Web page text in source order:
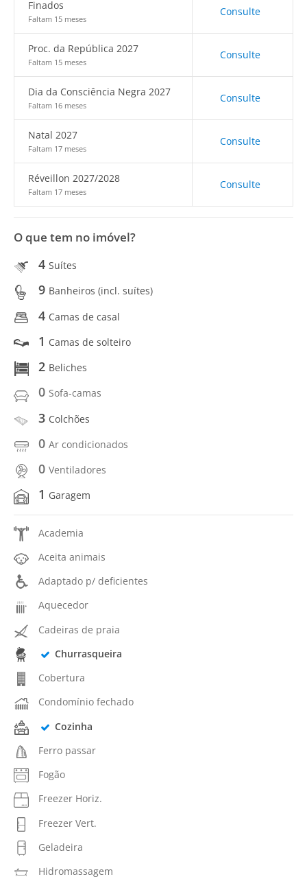
Finados
Faltam 15 meses
Consulte
Proc. da República 2027
Faltam 15 meses
Consulte
Dia da Consciência Negra 2027
Faltam 16 meses
Consulte
Natal 2027
Faltam 17 meses
Consulte
Réveillon 2027/2028
Faltam 17 meses
Consulte
O que tem no imóvel?
4 Suítes
9 Banheiros (incl. suítes)
4 Camas de casal
1 Camas de solteiro
2 Beliches
0 Sofa-camas
3 Colchões
0 Ar condicionados
0 Ventiladores
1 Garagem
Academia
Aceita animais
Adaptado p/ deficientes
Aquecedor
Cadeiras de praia
Churrasqueira
Cobertura
Condomínio fechado
Cozinha
Ferro passar
Fogão
Freezer Horiz.
Freezer Vert.
Geladeira
Hidromassagem